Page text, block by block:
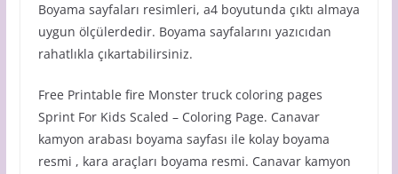
Boyama sayfaları resimleri, a4 boyutunda çıktı almaya
uygun ölçülerdedir. Boyama sayfalarını yazıcıdan
rahatlıkla çıkartabilirsiniz.
Free Printable fire Monster truck coloring pages
Sprint For Kids Scaled – Coloring Page. Canavar
kamyon arabası boyama sayfası ile kolay boyama
resmi , kara araçları boyama resmi. Canavar kamyon